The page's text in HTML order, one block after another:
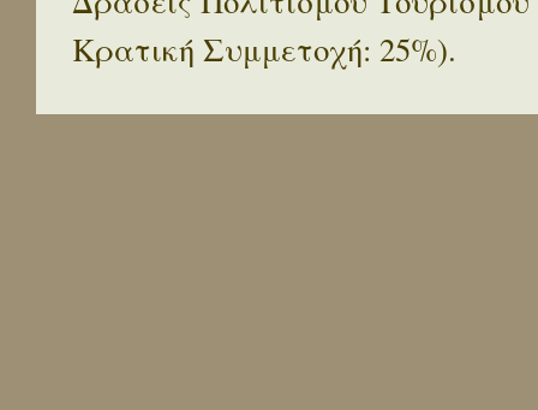
Κρατική Συμμετοχή: 25%).